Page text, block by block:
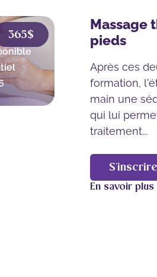
365$
Massage
pieds
Après ces
formation,
main une
qui lui
traitement...
S'inscrire
En savoir plus